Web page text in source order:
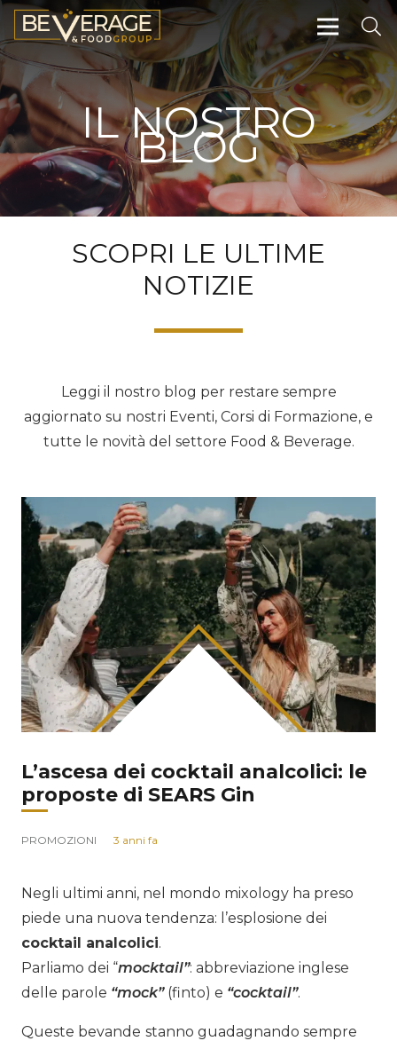
IL NOSTRO
BLOG
SCOPRI LE ULTIME
NOTIZIE
Leggi il nostro blog per restare sempre
aggiornato su nostri Eventi, Corsi di Formazione, e
tutte le novità del settore Food & Beverage.
L’ascesa dei cocktail analcolici: le
proposte di SEARS Gin
PROMOZIONI 3 anni fa
Negli ultimi anni, nel mondo mixology ha preso
piede una nuova tendenza: l’esplosione dei
cocktail analcolici.
Parliamo dei “mocktail”: abbreviazione inglese
delle parole “mock”(finto) e “cocktail”.
Queste bevande stanno guadagnando sempre